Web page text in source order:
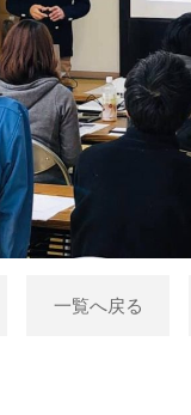
一覧へ戻る